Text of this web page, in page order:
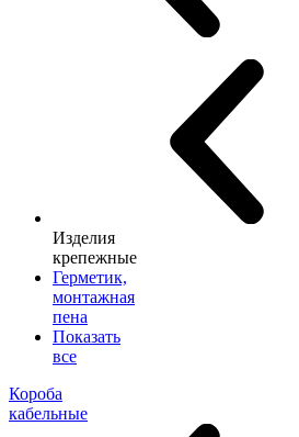
Изделия
крепежные
Герметик,
монтажная
пена
Показать
все
Короба
кабельные